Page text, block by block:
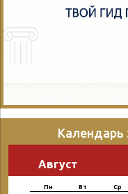
Календарь
Август
Пн Вт Ср